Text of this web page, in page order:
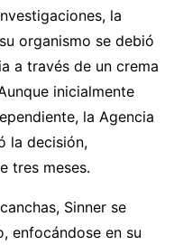
la
organismo se debió
a través de un crema
inicialmente
la Agencia
la decisión,
tres meses.
Sinner se
enfocándose en su